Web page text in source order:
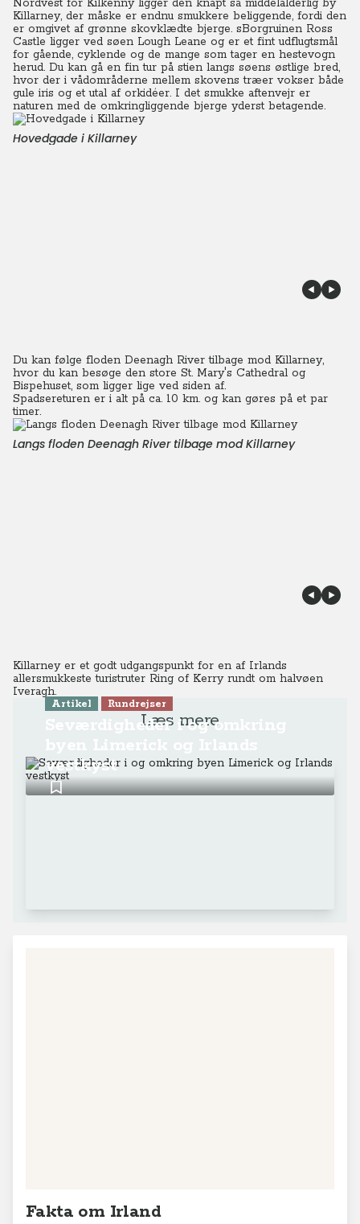
Nordvest for Kilkenny ligger den knapt så middelalderlig by
Killarney, der måske er endnu smukkere beliggende, fordi den
er omgivet af grønne skovklædte bjerge. sBorgruinen Ross
Castle ligger ved søen Lough Leane og er et fint udflugtsmål
for gående, cyklende og de mange som tager en hestevogn
herud. Du kan gå en fin tur på stien langs søens østlige bred,
hvor der i vådområderne mellem skovens træer vokser både
gule iris og et utal af orkidéer. I det smukke aftenvejr er
naturen med de omkringliggende bjerge yderst betagende.
Hovedgade i Killarney
Du kan følge floden Deenagh River tilbage mod Killarney,
hvor du kan besøge den store St. Mary's Cathedral og
Bispehuset, som ligger lige ved siden af.
Spadsereturen er i alt på ca. 10 km. og kan gøres på et par
timer.
Langs floden Deenagh River tilbage mod Killarney
Killarney er et godt udgangspunkt for en af Irlands
allersmukkeste turistruter Ring of Kerry rundt om halvøen
Iveragh.
Læs mere
Artikel Rundrejser
Seværdigheder i og omkring
vestkyst
Fakta om Irland